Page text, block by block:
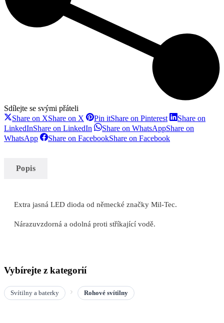
Sdílejte se svými přáteli
Share on XShare on X Pin itShare on Pinterest
Share on
LinkedInShare on LinkedIn Share on WhatsAppShare on
WhatsApp
Share on FacebookShare on Facebook
Popis
Extra jasná LED dioda od německé značky Mil-Tec.
Nárazuvzdorná a odolná proti stříkající vodě.
Vybírejte z kategorií
Svítilny a baterky Rohové svítilny